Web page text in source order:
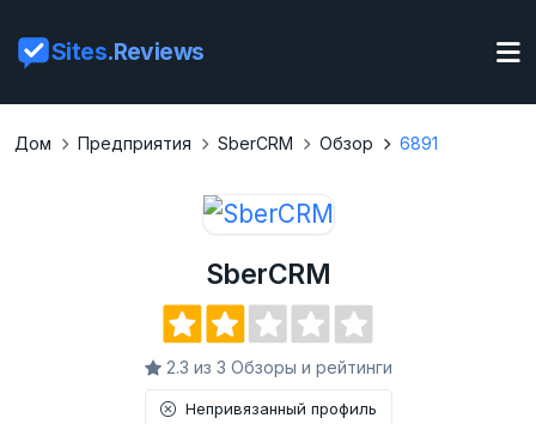
Sites.Reviews
Дом Предприятия SberCRM Обзор 6891
SberCRM
2.3 из 3 Обзоры и рейтинги
Непривязанный профиль